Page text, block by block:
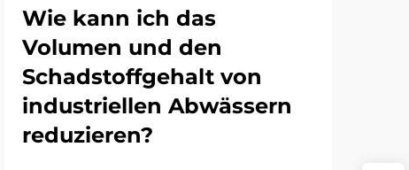
Wie kann ich das
Volumen und den
Schadstoffgehalt von
industriellen Abwässern
reduzieren?